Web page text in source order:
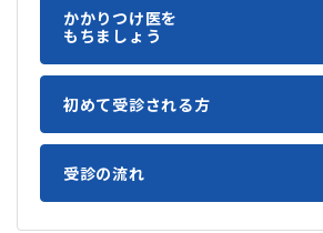
かかりつけ医を
もちましょう
初めて受診される方
受診の流れ